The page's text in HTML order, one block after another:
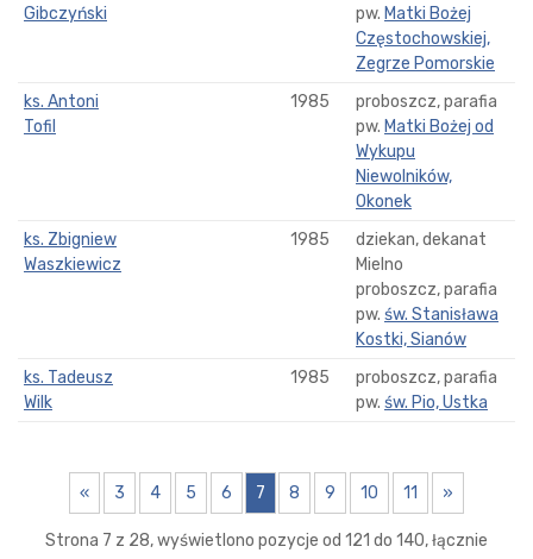
Gibczyński
pw. Matki Bożej
Częstochowskiej,
Zegrze Pomorskie
ks. Antoni
Tofil
1985
proboszcz, parafia
pw. Matki Bożej od
Wykupu
Niewolników,
Okonek
ks. Zbigniew
Waszkiewicz
1985
dziekan, dekanat
Mielno
proboszcz, parafia
pw. św. Stanisława
Kostki, Sianów
ks. Tadeusz
Wilk
1985
proboszcz, parafia
pw. św. Pio, Ustka
« 3 4 5 6 7 8 9 10 11 »
Strona 7 z 28, wyświetlono pozycje od 121 do 140, łącznie